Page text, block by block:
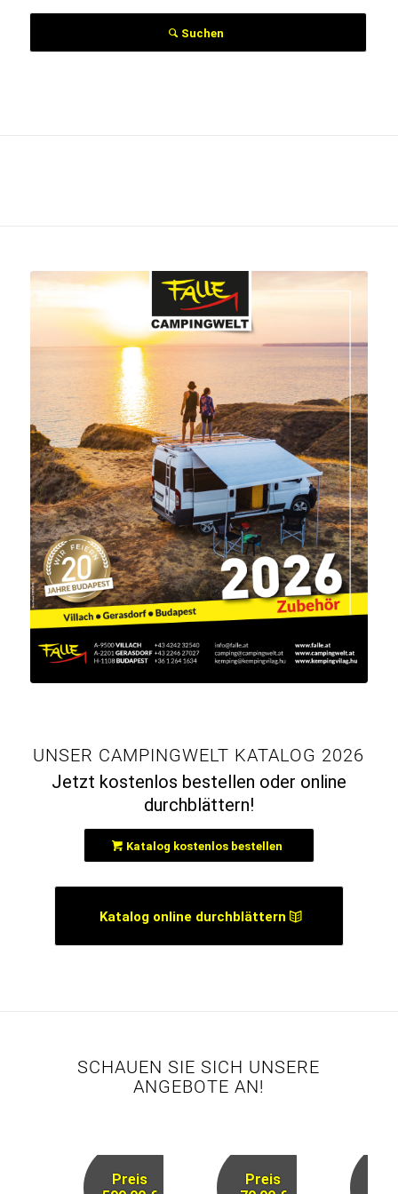
Suchen
UNSER CAMPINGWELT KATALOG 2026
Jetzt kostenlos bestellen oder online
durchblättern!
Katalog kostenlos bestellen
Katalog online durchblättern
SCHAUEN SIE SICH UNSERE
ANGEBOTE AN!
Preis
Preis